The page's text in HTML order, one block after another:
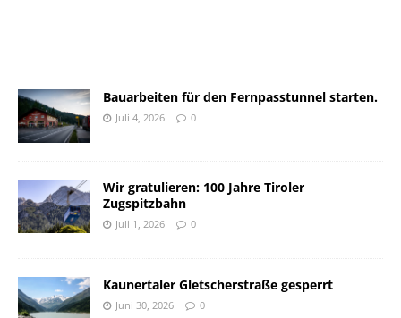
Bauarbeiten für den Fernpasstunnel starten.
Juli 4, 2026 0
Wir gratulieren: 100 Jahre Tiroler
Zugspitzbahn
Juli 1, 2026 0
Kaunertaler Gletscherstraße gesperrt
Juni 30, 2026 0